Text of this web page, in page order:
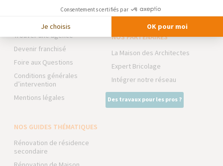
Notre charte qualité
Trouver une agence
Devenir franchisé
Foire aux Questions
Conditions générales
d’intervention
Mentions légales
TRAVAUX EXTÉRIEURS
NOS PARTENAIRES
La Maison des Architectes
Expert Bricolage
Intégrer notre réseau
Des travaux pour les pros ?
NOS GUIDES THÉMATIQUES
Rénovation de résidence
secondaire
Consentements certifiés par
Je choisis OK pour moi